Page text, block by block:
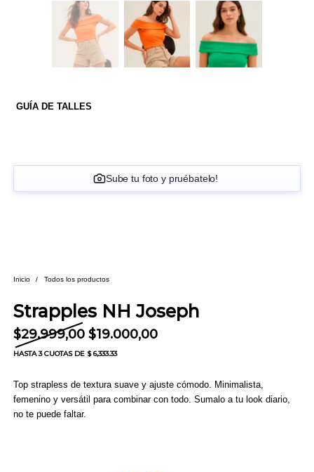
Inicio / Todos los productos
Strapples NH Joseph
$29.999,00 El precio original era: $29.999,00.
$19.000,00El precio actual es:
HASTA3 CUOTASDE $ 6,333.33
Top strapless de textura suave y ajuste cómodo. Minimalista,
femenino y versátil para combinar con todo. Sumalo a tu look diario,
no te puede faltar.
GUÍA DE TALLES
Sube tu foto y pruébatelo!